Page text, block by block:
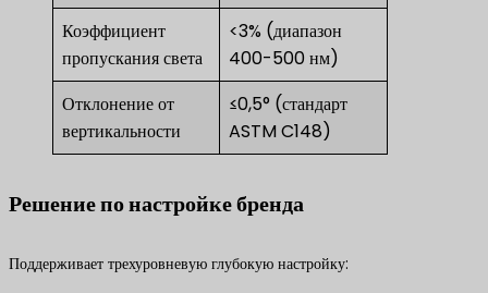
Коэффициент
пропускания света
<3% (диапазон
400-500 нм)
Отклонение от
вертикальности
≤0,5° (стандарт
ASTM C148)
Решение по настройке бренда
Поддерживает трехуровневую глубокую настройку: